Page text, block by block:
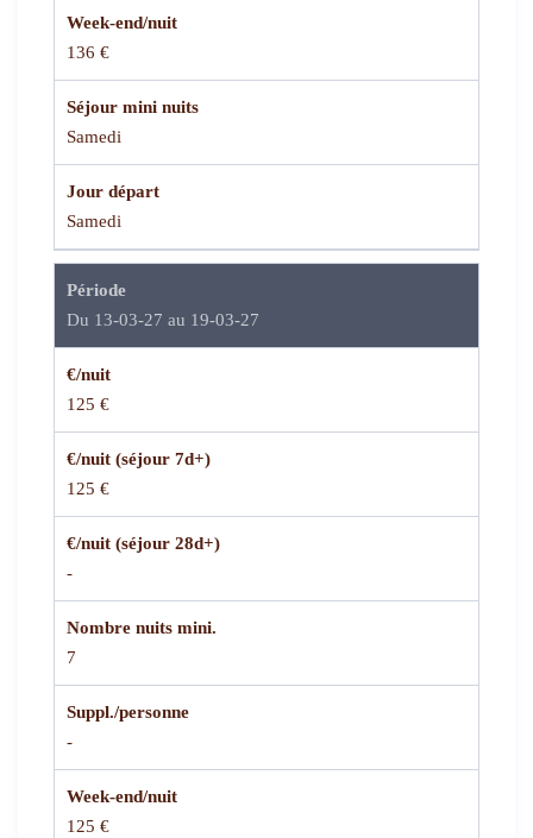
Week-end/nuit
136 €
Séjour mini nuits
Samedi
Jour départ
Samedi
Période
Du 13-03-27 au 19-03-27
€/nuit
125 €
€/nuit (séjour 7d+)
125 €
€/nuit (séjour 28d+)
-
Nombre nuits mini.
7
Suppl./personne
-
Week-end/nuit
125 €